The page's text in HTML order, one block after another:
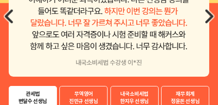
관세법
변달수 선생님
무역영어
진민규 선생님
내국소비세법
한지우 선생님
재무회계
정윤돈 선생님